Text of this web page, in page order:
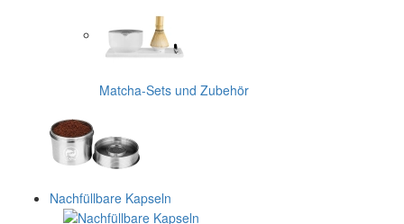
Matcha-Sets und Zubehör
Nachfüllbare Kapseln